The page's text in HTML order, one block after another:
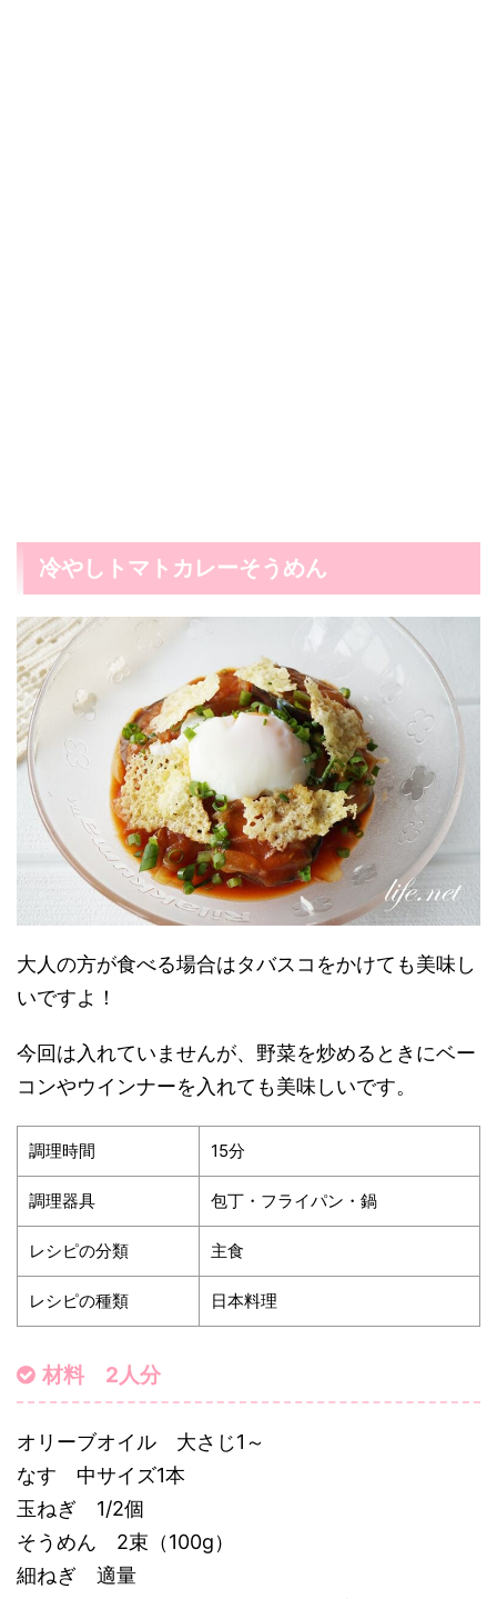
冷やしトマトカレーそうめん
大人の方が食べる場合はタバスコをかけても美味し
いですよ！
今回は入れていませんが、野菜を炒めるときにベー
コンやウインナーを入れても美味しいです。
調理時間 15分
調理器具 包丁・フライパン・鍋
レシピの分類 主食
レシピの種類 日本料理
材料 2人分
オリーブオイル 大さじ1～
なす 中サイズ1本
玉ねぎ 1/2個
そうめん 2束（100g）
細ねぎ 適量